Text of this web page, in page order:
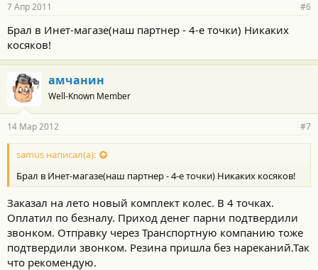
7 Апр 2011 #6
Брал в Инет-магазе(наш партнер - 4-е точки) Никаких
косяков!
амчанин
Well-Known Member
14 Мар 2012 #7
samus написал(а):
Брал в Инет-магазе(наш партнер - 4-е точки) Никаких косяков!
Заказал на лето новый комплект колес. В 4 точках.
Оплатил по безналу. Приход денег парни подтвердили
звонком. Отправку через Транспортную компанию тоже
подтвердили звонком. Резина пришла без нареканий.Так
что рекомендую.